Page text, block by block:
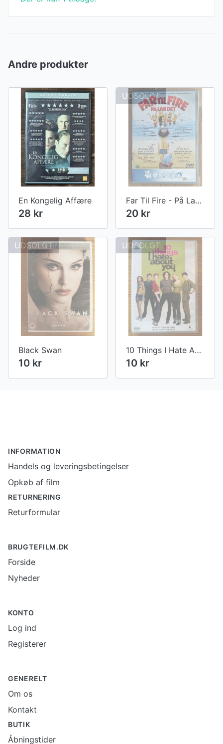
Andre produkter
En Kongelig Affære
28 kr
UDSOLGT
Far Til Fire - På Landet - Nr. 3
20 kr
UDSOLGT
Black Swan
10 kr
UDSOLGT
10 Things I Hate About You
10 kr
INFORMATION
Handels og leveringsbetingelser
Opkøb af film
RETURNERING
Returformular
BRUGTEFILM.DK
Forside
Nyheder
KONTO
Log ind
Registerer
GENERELT
Om os
Kontakt
BUTIK
Åbningstider